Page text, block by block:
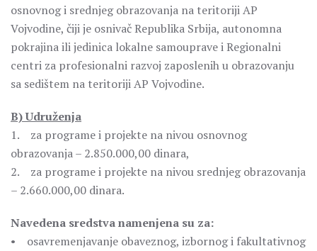
osnovnog i srednjeg obrazovanja na teritoriji AP
Vojvodine, čiji je osnivač Republika Srbija, autonomna
pokrajina ili jedinica lokalne samouprave i Regionalni
centri za profesionalni razvoj zaposlenih u obrazovanju
sa sedištem na teritoriji AP Vojvodine.
B) Udruženja
1. za programe i projekte na nivou osnovnog
obrazovanja – 2.850.000,00 dinara,
2. za programe i projekte na nivou srednjeg obrazovanja
– 2.660.000,00 dinara.
Navedena sredstva namenjena su za:
• osavremenjavanje obaveznog, izbornog i fakultativnog